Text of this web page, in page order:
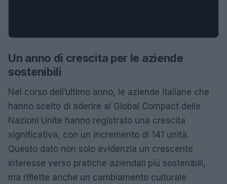
Un anno di crescita per le aziende
sostenibili
Nel corso dell’ultimo anno, le aziende italiane che
hanno scelto di aderire al Global Compact delle
Nazioni Unite hanno registrato una crescita
significativa, con un incremento di 141 unità.
Questo dato non solo evidenzia un crescente
interesse verso pratiche aziendali più sostenibili,
ma riflette anche un cambiamento culturale